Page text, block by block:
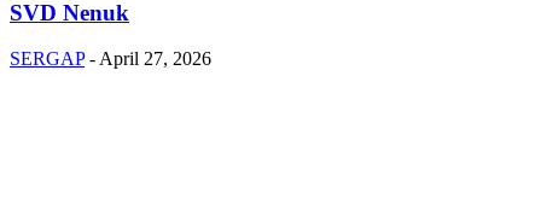
SVD Nenuk
SERGAP - April 27, 2026